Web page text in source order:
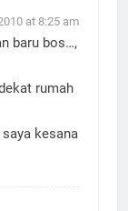
at 8:25 am
baru bos…,
rumah
kesana